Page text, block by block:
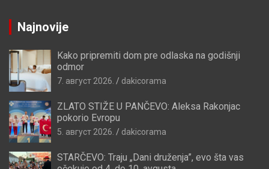
Najnovije
Kako pripremiti dom pre odlaska na godišnji
odmor
7. август 2026. dakicorama
ZLATO STIŽE U PANČEVO: Aleksa Rakonjac
pokorio Evropu
5. август 2026. dakicorama
STARČEVO: Traju „Dani druženja”, evo šta vas